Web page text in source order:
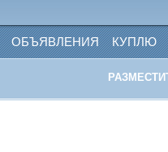
ОБЪЯВЛЕНИЯ КУПЛЮ